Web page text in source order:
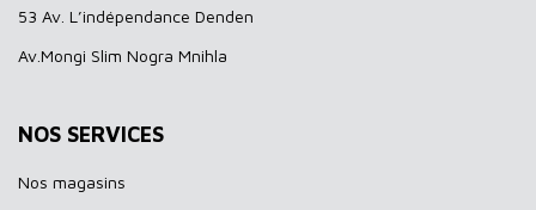
53 Av. L’indépendance Denden
Av.Mongi Slim Nogra Mnihla
NOS SERVICES
Nos magasins